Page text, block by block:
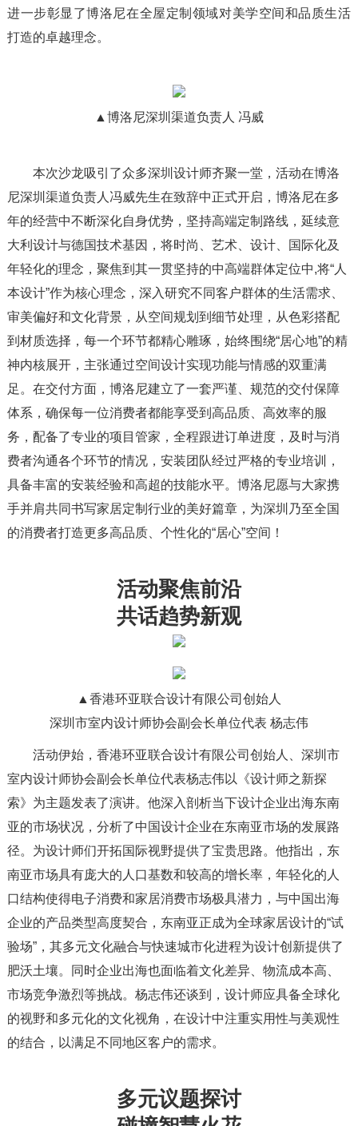
进一步彰显了博洛尼在全屋定制领域对美学空间和品质生活
打造的卓越理念。
▲博洛尼深圳渠道负责人 冯威
本次沙龙吸引了众多深圳设计师齐聚一堂，活动在博洛
尼深圳渠道负责人冯威先生在致辞中正式开启，博洛尼在多
年的经营中不断深化自身优势，坚持高端定制路线，延续意
大利设计与德国技术基因，将时尚、艺术、设计、国际化及
年轻化的理念，聚焦到其一贯坚持的中高端群体定位中,将“人
本设计”作为核心理念，深入研究不同客户群体的生活需求、
审美偏好和文化背景，从空间规划到细节处理，从色彩搭配
到材质选择，每一个环节都精心雕琢，始终围绕“居心地”的精
神内核展开，主张通过空间设计实现功能与情感的双重满
足。在交付方面，博洛尼建立了一套严谨、规范的交付保障
体系，确保每一位消费者都能享受到高品质、高效率的服
务，配备了专业的项目管家，全程跟进订单进度，及时与消
费者沟通各个环节的情况，安装团队经过严格的专业培训，
具备丰富的安装经验和高超的技能水平。博洛尼愿与大家携
手并肩共同书写家居定制行业的美好篇章，为深圳乃至全国
的消费者打造更多高品质、个性化的“居心”空间！
活动聚焦前沿
共话趋势新观
▲香港环亚联合设计有限公司创始人
深圳市室内设计师协会副会长单位代表 杨志伟
活动伊始，香港环亚联合设计有限公司创始人、深圳市
室内设计师协会副会长单位代表杨志伟以《设计师之新探
索》为主题发表了演讲。他深入剖析当下设计企业出海东南
亚的市场状况，分析了中国设计企业在东南亚市场的发展路
径。为设计师们开拓国际视野提供了宝贵思路。他指出，东
南亚市场具有庞大的人口基数和较高的增长率，年轻化的人
口结构使得电子消费和家居消费市场极具潜力，与中国出海
企业的产品类型高度契合，东南亚正成为全球家居设计的“试
验场”，其多元文化融合与快速城市化进程为设计创新提供了
肥沃土壤。同时企业出海也面临着文化差异、物流成本高、
市场竞争激烈等挑战。杨志伟还谈到，设计师应具备全球化
的视野和多元化的文化视角，在设计中注重实用性与美观性
的结合，以满足不同地区客户的需求。
多元议题探讨